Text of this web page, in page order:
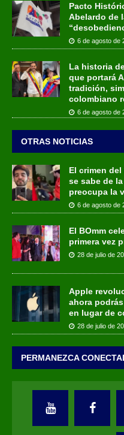
Pacto
Abelardo de
6 de agosto de
La historia
que portará
tradición,
colombiano
6 de agosto de
OTRAS NOTICIAS
El crimen
se sabe de
preocupa la
6 de agosto de
El BOmm
primera vez
28 de julio de
Apple
ahora
en lugar de
28 de julio de
PERMANEZCA